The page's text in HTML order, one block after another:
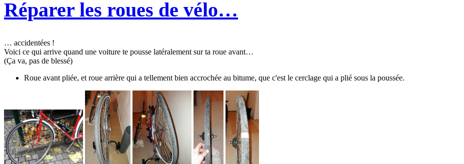
Réparer les roues de vélo…
… accidentées !
Voici ce qui arrive quand une voiture te pousse latéralement sur ta roue avant…
(Ça va, pas de blessé)
Roue avant pliée, et roue arrière qui a tellement bien accrochée au bitume, que c'est le cerclage qui a plié sous la poussée.